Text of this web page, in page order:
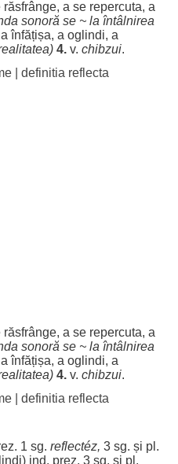
răsfrânge, a se repercuta, a
sonoră se ~ la întâlnirea
înfățișa, a oglindi, a
) 4.v. chibzui.
| definitia reflecta
răsfrânge, a se repercuta, a
sonoră se ~ la întâlnirea
înfățișa, a oglindi, a
) 4.v. chibzui.
| definitia reflecta
1 sg. reflectéz, 3 sg. și pl.
) ind. prez. 3 sg. și pl.